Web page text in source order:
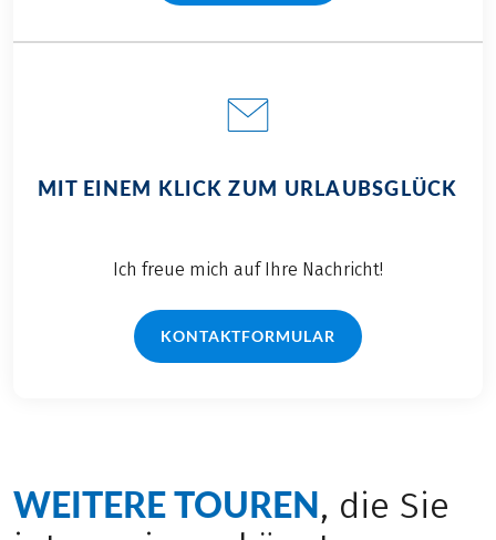
MIT EINEM KLICK ZUM URLAUBSGLÜCK
Ich freue mich auf Ihre Nachricht!
KONTAKTFORMULAR
WEITERE TOUREN, die Sie